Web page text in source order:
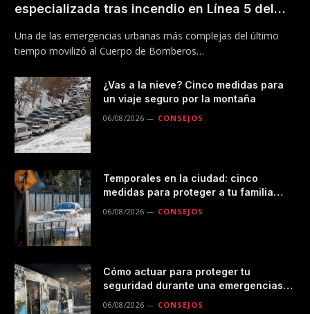
especializada tras incendio en Línea 5 del
Una de las emergencias urbanas más complejas del último
tiempo movilizó al Cuerpo de Bomberos…
¿Vas a la nieve? Cinco medidas para
un viaje seguro por la montaña
06/08/2026 CONSEJOS
Temporales en la ciudad: cinco
medidas para proteger a tu familia
06/08/2026 CONSEJOS
Cómo actuar para proteger tu
seguridad durante una emergencias
06/08/2026 CONSEJOS